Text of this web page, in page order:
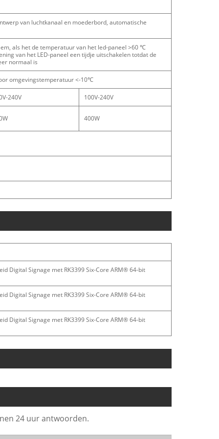
van luchtkanaal en moederbord, automatische
als het de temperatuur van het led-paneel >60 ℃
van het LED-paneel een tijdje uitschakelen totdat de
normaal is
omgevingstemperatuur <-10℃
240V 100V-240V
400W
Digital Signage met RK3399 Six-Core ARM® 64-bit
Digital Signage met RK3399 Six-Core ARM® 64-bit
Digital Signage met RK3399 Six-Core ARM® 64-bit
24 uur antwoorden.